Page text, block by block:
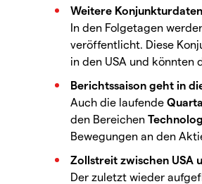
Weitere
In den Folgetagen
veröffentlicht. Diese
in den USA und könnten
Berichtssaison geht in
Auch die laufende
den Bereichen
Bewegungen an den
Zollstreit zwischen USA
Der zuletzt wieder